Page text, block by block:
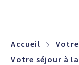
Accueil
Votre séjour à